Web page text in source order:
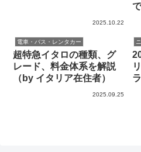
2025.10.22
電車・バス・レンタカー
超特急イタロの種類、グ
レード、料金体系を解説
（by イタリア在住者）
2025.09.25